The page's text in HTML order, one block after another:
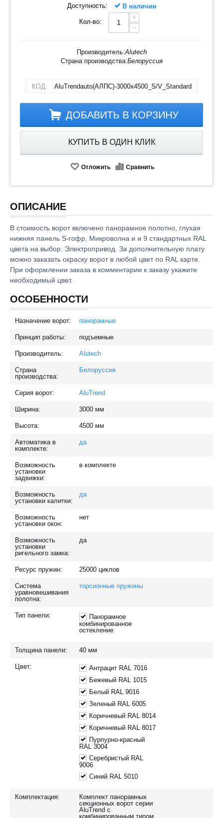
Доступность: В наличии
Кол-во:
+
−
Производитель:Alutech
Страна производства:Белоруссия
КОД: AluTrendauto(АЛПС)-3000х4500_S/V_Standard
ДОБАВИТЬ В КОРЗИНУ
КУПИТЬ В ОДИН КЛИК
Отложить Сравнить
ОПИСАНИЕ
В стоимость ворот включено панорамное полотно, глухая
нижняя панель S-гофр, Микроволна и и 9 стандартных RAL
цвета на выбор. Электропривод. За дополнительную плату
можно заказать окраску ворот в любой цвет по RAL карте.
При оформлении заказа в комментарии к заказу укажите
необходимый цвет.
ОСОБЕННОСТИ
Назначение ворот: панорамные
Принцип работы: подъемные
Производитель: Alutech
Страна
производства:
Белоруссия
Серия ворот: AluTrend
Ширина: 3000 мм
Высота: 4500 мм
Автоматика в
комплекте:
да
Возможность
установки
задвижки:
в комплекте
Возможность
установки калитки:
да
Возможность
установки окон:
нет
Возможность
установки
ригельного замка:
да
Ресурс пружин: 25000 циклов
Система
уравновешивания
полотна:
торсионные пружины
Тип панели:
Панорамное
комбинированное
остекление
Толщина панели: 40 мм
Цвет:
Антрацит RAL 7016
Бежевый RAL 1015
Белый RAL 9016
Зеленый RAL 6005
Коричневый RAL 8014
Коричневый RAL 8017
Пурпурно-красный
RAL 3004
Серебристый RAL
9006
Синий RAL 5010
Комплектация:
Комплект панорамных
секционных ворот серии
AluTrend с
комбинированным типом